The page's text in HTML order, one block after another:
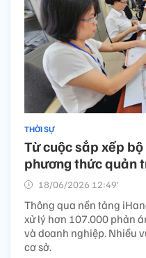
THỜI SỰ
Từ cuộc sắp xếp
phương thức quản
18/06/2026 12:49’
Thông qua nền tảng
xử lý hơn 107.000 phản
và doanh nghiệp. Nhiều
cơ sở.